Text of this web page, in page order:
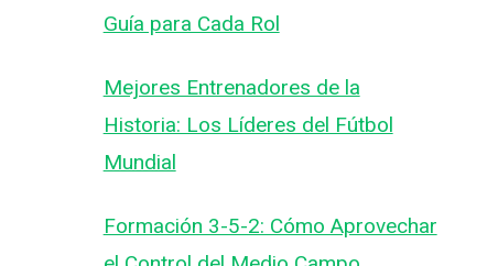
Ver Doctor House temporadas
completas
Guía para Cada Rol
Mejores Entrenadores de la
Historia: Los Líderes del Fútbol
Mundial
Formación 3-5-2: Cómo Aprovechar